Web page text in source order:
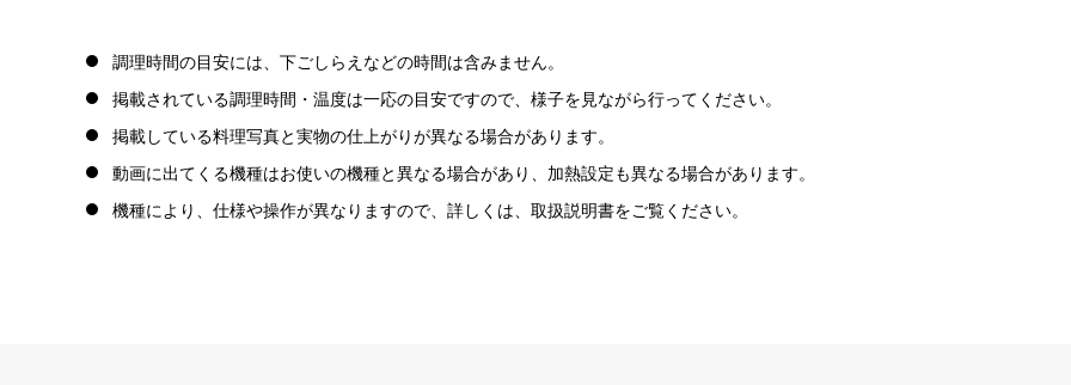
調理時間の目安には、下ごしらえなどの時間は含みません。
掲載されている調理時間・温度は一応の目安ですので、様子を見ながら行ってください。
掲載している料理写真と実物の仕上がりが異なる場合があります。
動画に出てくる機種はお使いの機種と異なる場合があり、加熱設定も異なる場合があります。
機種により、仕様や操作が異なりますので、詳しくは、取扱説明書をご覧ください。